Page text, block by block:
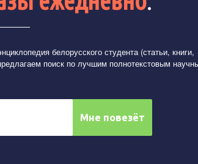
белорусского студента (статьи, книги,
поиск по лучшим полнотекстовым